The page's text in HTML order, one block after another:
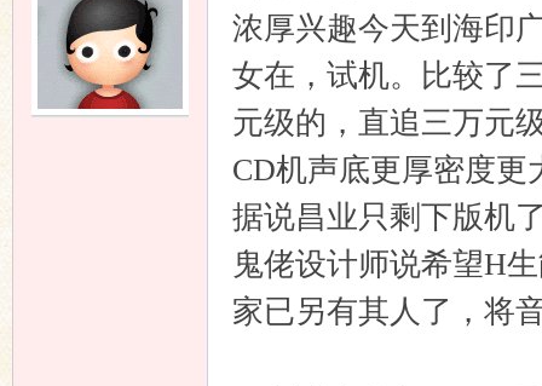
浓厚兴趣今天到海印
女在，试机。比较了
元级的，直追三万元
CD机声底更厚密度更
据说昌业只剩下版机
鬼佬设计师说希望H
家已另有其人了，将